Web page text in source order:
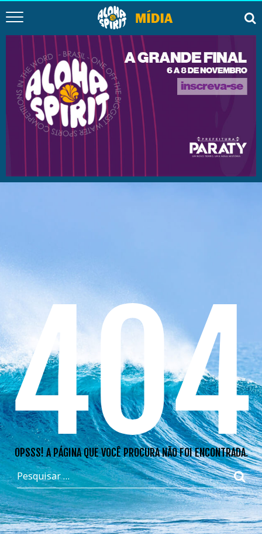
404
OPSSS! A PÁGINA QUE VOCÊ PROCURA NÃO FOI ENCONTRADA.